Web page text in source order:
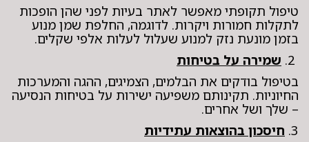
טיפול תקופתי מאפשר לאתר בעיות לפני שהן הופכות
לתקלות חמורות ויקרות. לדוגמה, החלפת שמן מנוע
בזמן מונעת נזק למנוע שעלול לעלות אלפי שקלים.
שמירה על בטיחות
בטיפול בודקים את הבלמים, הצמיגים, ההגה והמערכות
החיוניות. תקינותם משפיעה ישירות על בטיחות הנסיעה
– שלך ושל אחרים.
3. חיסכון בהוצאות עתידיות